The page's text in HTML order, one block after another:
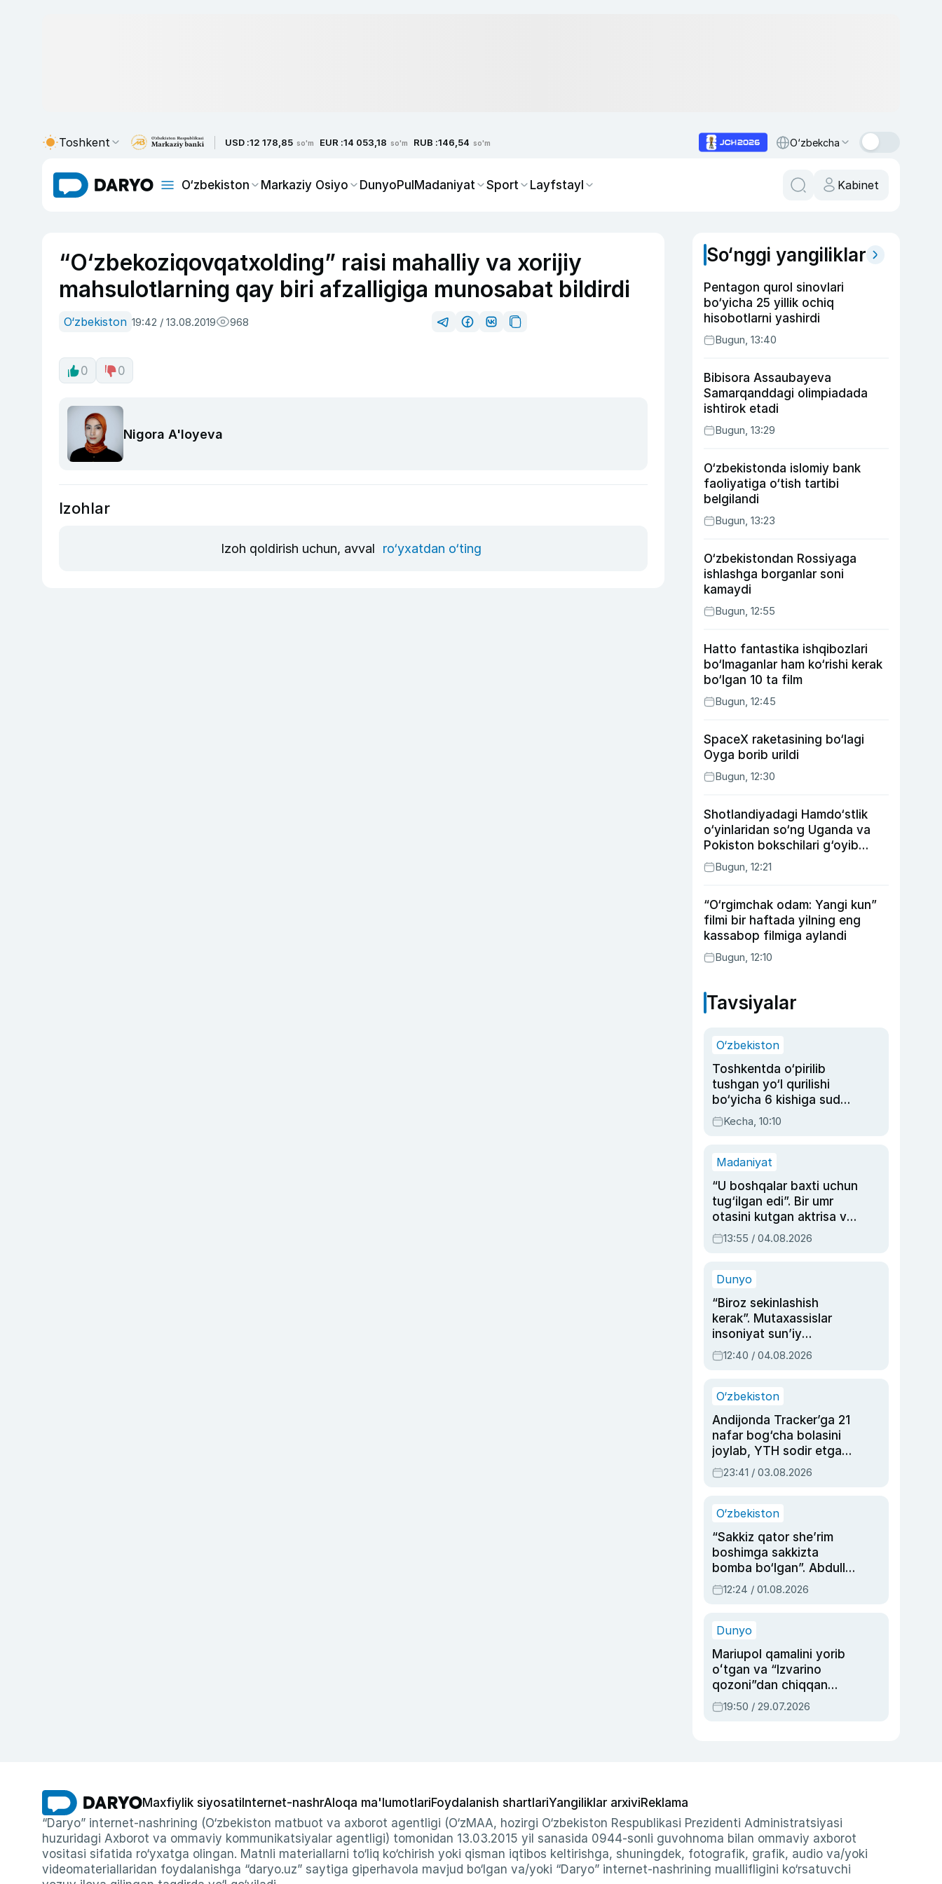
Toshkent USD :12 178,85 so'm EUR :14 053,18 so'm RUB :146,54 so'm O‘zbekcha
O‘zbekiston Markaziy Osiyo DunyoPulMadaniyat Sport Layfstayl Kabinet
“O‘zbekoziqovqatxolding” raisi mahalliy va xorijiy
mahsulotlarning qay biri afzalligiga munosabat bildirdi
O‘zbekiston 19:42 / 13.08.2019 968
0 0
Nigora A'loyeva
Izohlar
Izoh qoldirish uchun, avval ro‘yxatdan o‘ting
So‘nggi yangiliklar
Pentagon qurol sinovlari
bo‘yicha 25 yillik ochiq
hisobotlarni yashirdi
Bugun, 13:40
Bibisora Assaubayeva
Samarqanddagi olimpiadada
ishtirok etadi
Bugun, 13:29
O‘zbekistonda islomiy bank
faoliyatiga o‘tish tartibi
belgilandi
Bugun, 13:23
O‘zbekistondan Rossiyaga
ishlashga borganlar soni
kamaydi
Bugun, 12:55
Hatto fantastika ishqibozlari
bo‘lmaganlar ham ko‘rishi kerak
bo‘lgan 10 ta film
Bugun, 12:45
SpaceX raketasining bo‘lagi
Oyga borib urildi
Bugun, 12:30
Shotlandiyadagi Hamdo‘stlik
o‘yinlaridan so‘ng Uganda va
Pokiston bokschilari g‘oyib
bo‘ldiBugun, 12:21
“O‘rgimchak odam: Yangi kun”
filmi bir haftada yilning eng
kassabop filmiga aylandi
Bugun, 12:10
Tavsiyalar
O‘zbekiston
Toshkentda o‘pirilib
tushgan yo‘l qurilishi
bo‘yicha 6 kishiga sud
hukmi o‘qildi
Kecha, 10:10
Madaniyat
“U boshqalar baxti uchun
tug‘ilgan edi”. Bir umr
otasini kutgan aktrisa va
dublyaj ustasi Rimma
Ahmedovaning
13:55 / 04.08.2026
Dunyo
“Biroz sekinlashish
kerak”. Mutaxassislar
insoniyat sun’iy
intellektni boshqara
olmay qolishidan xavotir
12:40 / 04.08.2026
O‘zbekiston
Andijonda Tracker’ga 21
nafar bog‘cha bolasini
joylab, YTH sodir etgan
ayolga sud hukmi o‘qildi
23:41 / 03.08.2026
O‘zbekiston
“Sakkiz qator she’rim
boshimga sakkizta
bomba bo‘lgan”. Abdulla
Oripovni siyosiy
ayblovlardan asrab
12:24 / 01.08.2026
Dunyo
Mariupol qamalini yorib
oʻtgan va “Izvarino
qozoni”dan chiqqan
qahramon — Ukraina
armiyasi bosh
19:50 / 29.07.2026
Maxfiylik siyosati Internet-nashrAloqa ma'lumotlariFoydalanish shartlariYangiliklar arxiviReklama
“Daryo” internet-nashrining (O‘zbekiston matbuot va axborot agentligi (O‘zMAA, hozirgi O‘zbekiston Respublikasi Prezidenti Administratsiyasi
huzuridagi Axborot va ommaviy kommunikatsiyalar agentligi) tomonidan 13.03.2015 yil sanasida 0944-sonli guvohnoma bilan ommaviy axborot
vositasi sifatida ro‘yxatga olingan. Matnli materiallarni to‘liq ko‘chirish yoki qisman iqtibos keltirishga, shuningdek, fotografik, grafik, audio va/yoki
videomateriallaridan foydalanishga “daryo.uz” saytiga giperhavola mavjud bo‘lgan va/yoki “Daryo” internet-nashrining muallifligini ko‘rsatuvchi